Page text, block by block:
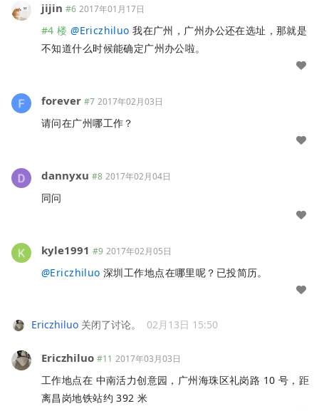
jijin #6 2017年01月17日
#4 楼 @Ericzhiluo 我在广州，广州办公还在选址，那就是
不知道什么时候能确定广州办公啦。
forever #7 2017年02月03日
请问在广州哪工作？
dannyxu #8 2017年02月04日
同问
kyle1991 #9 2017年02月05日
@Ericzhiluo 深圳工作地点在哪里呢？已投简历。
Ericzhiluo 关闭了讨论。 02月13日 15:50
Ericzhiluo #11 2017年03月03日
工作地点在 中南活力创意园，广州海珠区礼岗路 10 号，距
离昌岗地铁站约 392 米